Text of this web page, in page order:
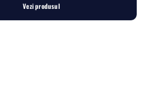
Vezi produsul